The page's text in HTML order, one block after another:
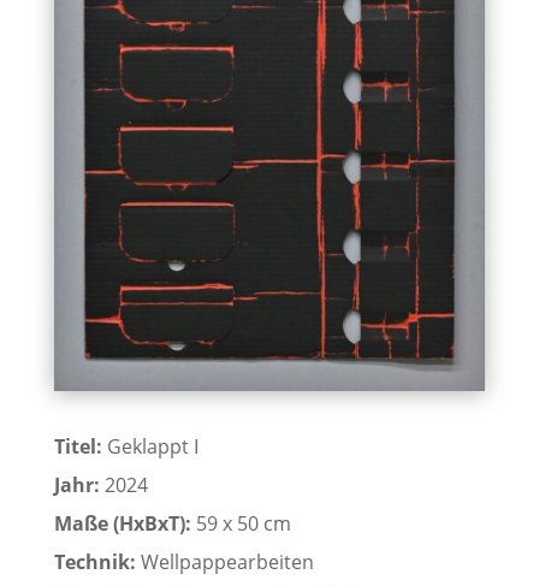
Titel: Geklappt I
Jahr: 2024
Maße (HxBxT): 59 x 50 cm
Technik: Wellpappearbeiten